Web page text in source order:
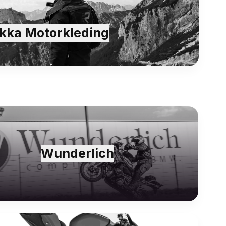
Motorkleding
Wunderlich